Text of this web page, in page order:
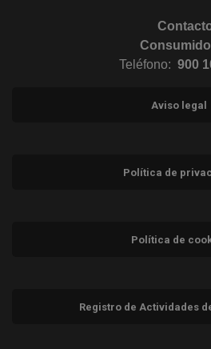
Teléfono: 900
Aviso legal
Política de
Política de
Registro de Actividades